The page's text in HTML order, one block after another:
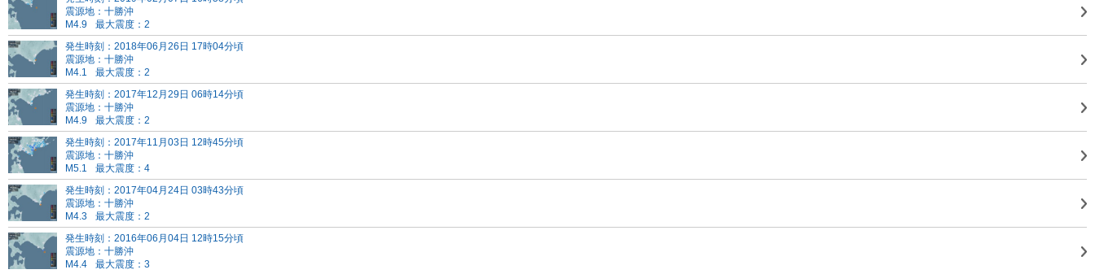
震源地：十勝沖
M4.9
最大震度：2
発生時刻：2018年06月26日 17時04分頃
震源地：十勝沖
M4.1
最大震度：2
発生時刻：2017年12月29日 06時14分頃
震源地：十勝沖
M4.9
最大震度：2
発生時刻：2017年11月03日 12時45分頃
震源地：十勝沖
M5.1
最大震度：4
発生時刻：2017年04月24日 03時43分頃
震源地：十勝沖
M4.3
最大震度：2
発生時刻：2016年06月04日 12時15分頃
震源地：十勝沖
M4.4
最大震度：3